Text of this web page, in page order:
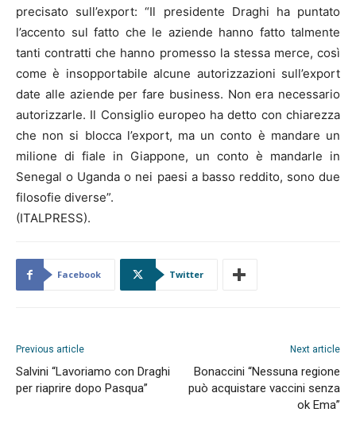
precisato sull’export: “Il presidente Draghi ha puntato
l’accento sul fatto che le aziende hanno fatto talmente
tanti contratti che hanno promesso la stessa merce, così
come è insopportabile alcune autorizzazioni sull’export
date alle aziende per fare business. Non era necessario
autorizzarle. Il Consiglio europeo ha detto con chiarezza
che non si blocca l’export, ma un conto è mandare un
milione di fiale in Giappone, un conto è mandarle in
Senegal o Uganda o nei paesi a basso reddito, sono due
filosofie diverse”.
(ITALPRESS).
Facebook Twitter
Previous article
Salvini “Lavoriamo con Draghi
per riaprire dopo Pasqua”
Next article
Bonaccini “Nessuna regione
può acquistare vaccini senza
ok Ema”